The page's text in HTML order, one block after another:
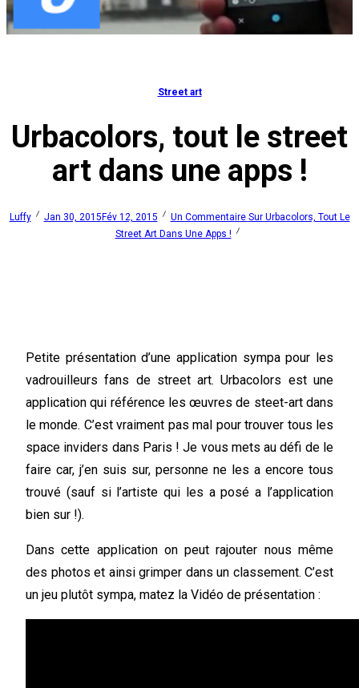
Street art
Urbacolors, tout le street
art dans une apps !
Luffy Jan 30, 2015 Fév 12, 2015 Un Commentaire Sur Urbacolors, Tout Le
Street Art Dans Une Apps !
Petite présentation d’une application sympa pour les
vadrouilleurs fans de street art. Urbacolors est une
application qui référence les œuvres de steet-art dans
le monde. C’est vraiment pas mal pour trouver tous les
space inviders dans Paris ! Je vous mets au défi de le
faire car, j’en suis sur, personne ne les a encore tous
trouvé (sauf si l’artiste qui les a posé a l’application
bien sur !).
Dans cette application on peut rajouter nous même
des photos et ainsi grimper dans un classement. C’est
un jeu plutôt sympa, matez la Vidéo de présentation :